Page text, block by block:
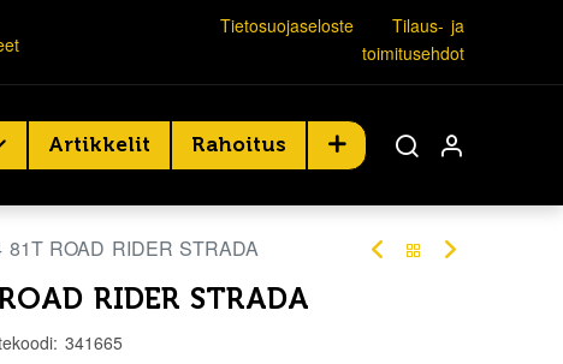
Tietosuojaseloste
Tilaus- ja
toimitusehdot
Artikkelit Rahoitus
81T ROAD RIDER STRADA
RIDER STRADA
341665